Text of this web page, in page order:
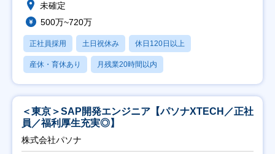
未確定
500万~720万
正社員採用 土日祝休み 休日120日以上
産休・育休あり 月残業20時間以内
＜東京＞SAP開発エンジニア【パソナXTECH／正社
員／福利厚生充実◎】
株式会社パソナ